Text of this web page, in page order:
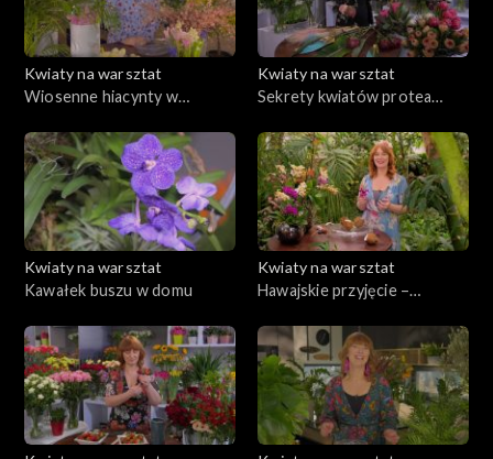
Kwiaty na warsztat
Wiosenne hiacynty w
stole
Kwiaty na warsztat
Sekrety kwiatów protea
Kwiaty na warsztat
Kawałek buszu w domu
Kwiaty na warsztat
Hawajskie przyjęcie –